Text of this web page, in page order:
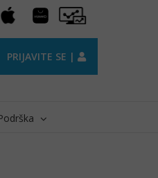
Apple
Huawei
AppGallery
Pro
Trader
PRIJAVITE SE |